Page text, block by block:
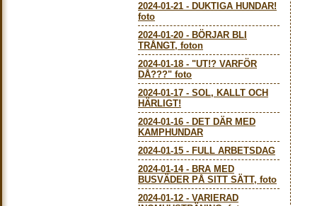
2024-01-21 - DUKTIGA HUNDAR!
foto
2024-01-20 - BÖRJAR BLI
TRÅNGT, foton
2024-01-18 - "UT!? VARFÖR
DÅ???" foto
2024-01-17 - SOL, KALLT OCH
HÄRLIGT!
2024-01-16 - DET DÄR MED
KAMPHUNDAR
2024-01-15 - FULL ARBETSDAG
2024-01-14- BRA MED
BUSVÄDER PÅ SITT SÄTT, foto
2024-01-12 - VARIERAD